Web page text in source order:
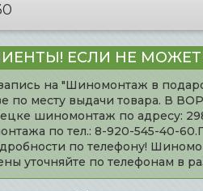
ЕСЛИ НЕ
на "Шиномонтаж в
по месту выдачи товара. В
шиномонтаж по адресу:
по тел.: 8-920-545-40-
по телефону!
уточняйте по телефонам